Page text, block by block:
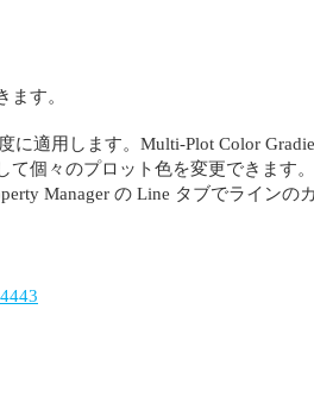
す。
に適用します。Multi-Plot Color
個々のプロット色を変更できます。
Manager の Line タブでラインの